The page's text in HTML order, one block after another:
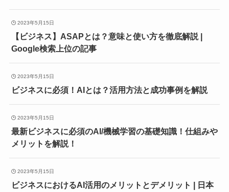
2023年5月15日
【ビジネス】ASAPとは？意味と使い方を徹底解説 |
Google検索上位の記事
2023年5月15日
ビジネスに必須！AIとは？活用方法と成功事例を解説
2023年5月15日
最新ビジネスに必須のAI/機械学習の基礎知識！仕組みや
メリットを解説！
2023年5月15日
ビジネスにおけるAI活用のメリットとデメリット | 日本